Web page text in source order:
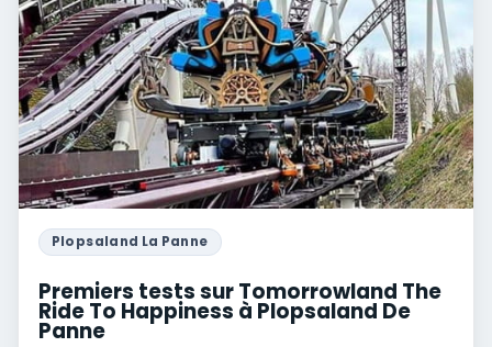
Plopsaland La Panne
Premiers tests sur Tomorrowland The
Ride To Happiness à Plopsaland De
Panne